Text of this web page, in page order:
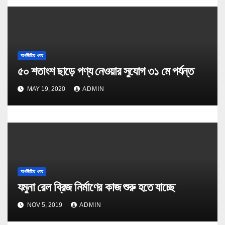
অর্থনীতির খবর
৫০ শতাংশ ছাড়ে পণ্য নেওয়ার সুযোগ ৩১ মে পর্যন্ত
MAY 19, 2020 ADMIN
অর্থনীতির খবর
যমুনা রেল ব্রিজ নির্মাণের কাজ শুরু হতে যাচ্ছে
NOV 5, 2019 ADMIN